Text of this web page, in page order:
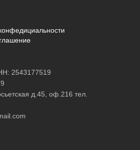
2543177519
д.45, оф.216 тел.